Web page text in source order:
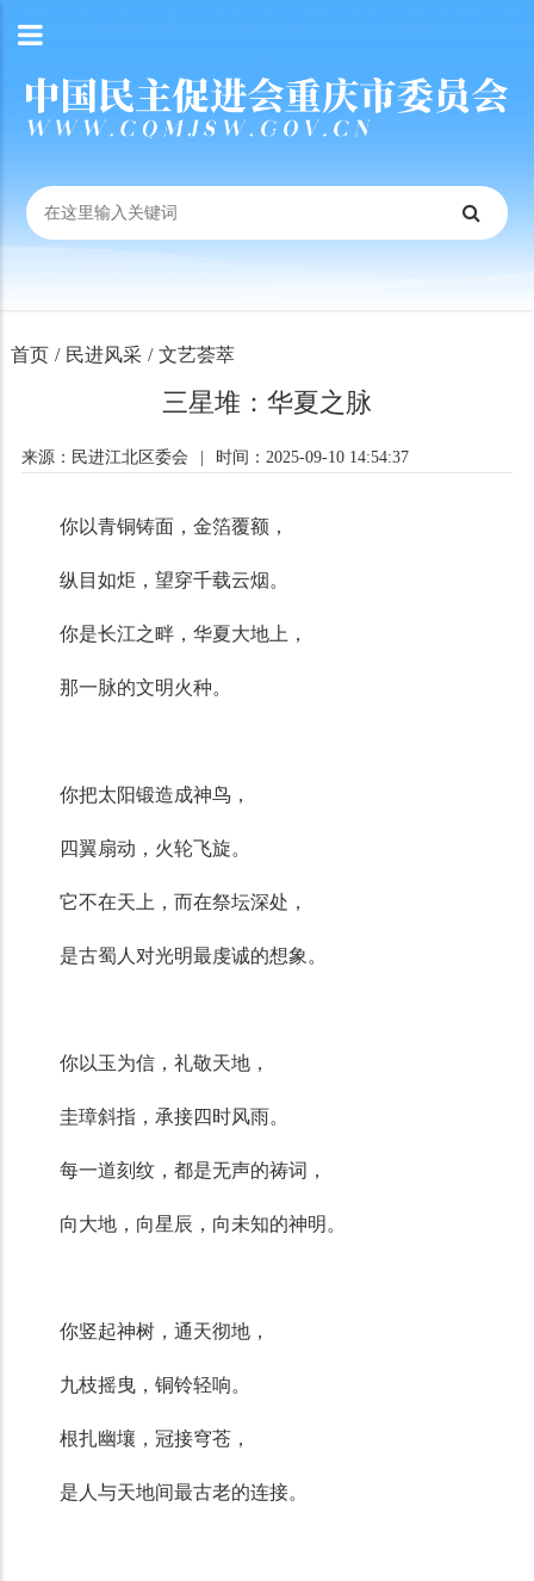
首页 / 民进风采 / 文艺荟萃
三星堆：华夏之脉
来源：民进江北区委会 时间：2025-09-10 14:54:37
你以青铜铸面，金箔覆额，
纵目如炬，望穿千载云烟。
你是长江之畔，华夏大地上，
那一脉的文明火种。
你把太阳锻造成神鸟，
四翼扇动，火轮飞旋。
它不在天上，而在祭坛深处，
是古蜀人对光明最虔诚的想象。
你以玉为信，礼敬天地，
圭璋斜指，承接四时风雨。
每一道刻纹，都是无声的祷词，
向大地，向星辰，向未知的神明。
你竖起神树，通天彻地，
九枝摇曳，铜铃轻响。
根扎幽壤，冠接穹苍，
是人与天地间最古老的连接。